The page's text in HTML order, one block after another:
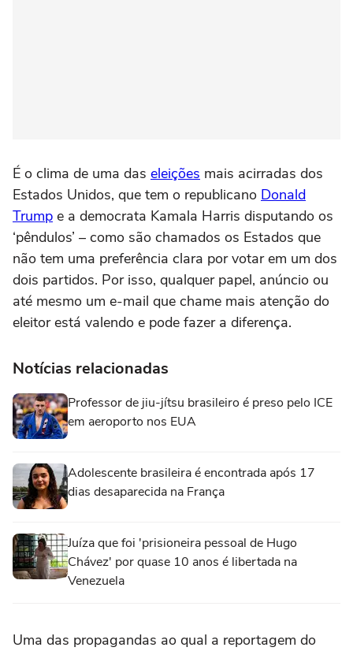
É o clima de uma das eleições mais acirradas dos
Estados Unidos, que tem o republicano Donald
Trump e a democrata Kamala Harris disputando os
‘pêndulos’ – como são chamados os Estados que
não tem uma preferência clara por votar em um dos
dois partidos. Por isso, qualquer papel, anúncio ou
até mesmo um e-mail que chame mais atenção do
eleitor está valendo e pode fazer a diferença.
Notícias relacionadas
Professor de jiu-jítsu brasileiro é preso pelo ICE
em aeroporto nos EUA
Adolescente brasileira é encontrada após 17
dias desaparecida na França
Juíza que foi 'prisioneira pessoal de Hugo
Chávez' por quase 10 anos é libertada na
Venezuela
Uma das propagandas ao qual a reportagem do